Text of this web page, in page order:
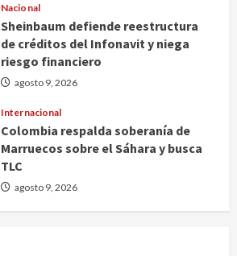
Nacional
Sheinbaum defiende reestructura
de créditos del Infonavit y niega
riesgo financiero
agosto 9, 2026
Internacional
Colombia respalda soberanía de
Marruecos sobre el Sáhara y busca
TLC
agosto 9, 2026